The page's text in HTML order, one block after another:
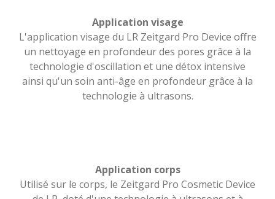
Application visage
L'application visage du LR Zeitgard Pro Device offre
un nettoyage en profondeur des pores grâce à la
technologie d'oscillation et une détox intensive
ainsi qu'un soin anti-âge en profondeur grâce à la
technologie à ultrasons.
Application corps
Utilisé sur le corps, le Zeitgard Pro Cosmetic Device